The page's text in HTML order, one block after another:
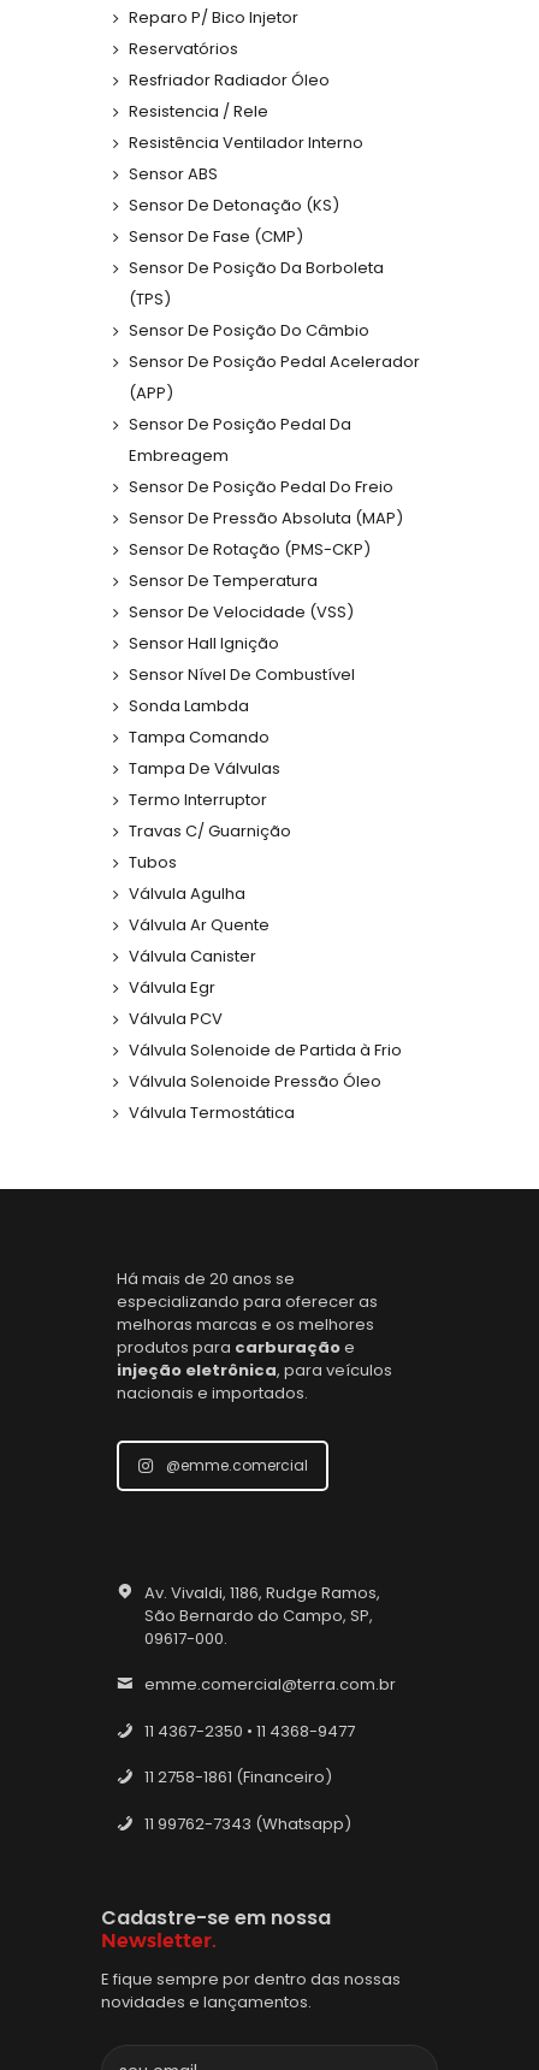
Reparo P/ Bico Injetor
Reservatórios
Resfriador Radiador Óleo
Resistencia / Rele
Resistência Ventilador Interno
Sensor ABS
Sensor De Detonação (KS)
Sensor De Fase (CMP)
Sensor De Posição Da Borboleta
(TPS)
Sensor De Posição Do Câmbio
Sensor De Posição Pedal Acelerador
(APP)
Sensor De Posição Pedal Da
Embreagem
Sensor De Posição Pedal Do Freio
Sensor De Pressão Absoluta (MAP)
Sensor De Rotação (PMS-CKP)
Sensor De Temperatura
Sensor De Velocidade (VSS)
Sensor Hall Ignição
Sensor Nível De Combustível
Sonda Lambda
Tampa Comando
Tampa De Válvulas
Termo Interruptor
Travas C/ Guarnição
Tubos
Válvula Agulha
Válvula Ar Quente
Válvula Canister
Válvula Egr
Válvula PCV
Válvula Solenoide de Partida à Frio
Válvula Solenoide Pressão Óleo
Válvula Termostática
Há mais de 20 anos se
especializando para oferecer as
melhoras marcas e os melhores
produtos para carburaçãoe
injeção eletrônica, para veículos
nacionais e importados.
@emme.comercial
Av. Vivaldi, 1186, Rudge Ramos,
São Bernardo do Campo, SP,
09617-000.
emme.comercial@terra.com.br
11 4367-2350 • 11 4368-9477
11 2758-1861 (Financeiro)
11 99762-7343 (Whatsapp)
Cadastre-se em nossa
Newsletter.
E fique sempre por dentro das nossas
novidades e lançamentos.